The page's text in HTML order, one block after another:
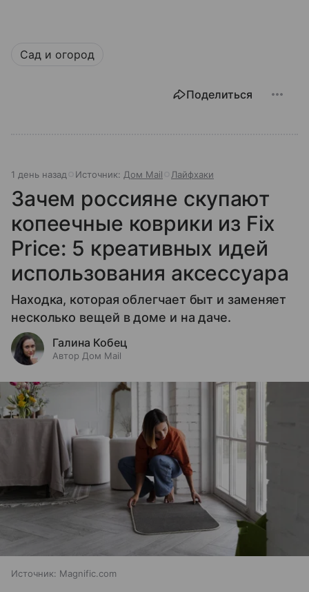
Сад и огород
Поделиться
1 день назад Источник: Дом Mail Лайфхаки
Зачем россияне скупают
копеечные коврики из Fix
Price: 5 креативных идей
использования аксессуара
Находка, которая облегчает быт и заменяет
несколько вещей в доме и на даче.
Галина Кобец
Автор Дом Mail
Источник: Magnific.com